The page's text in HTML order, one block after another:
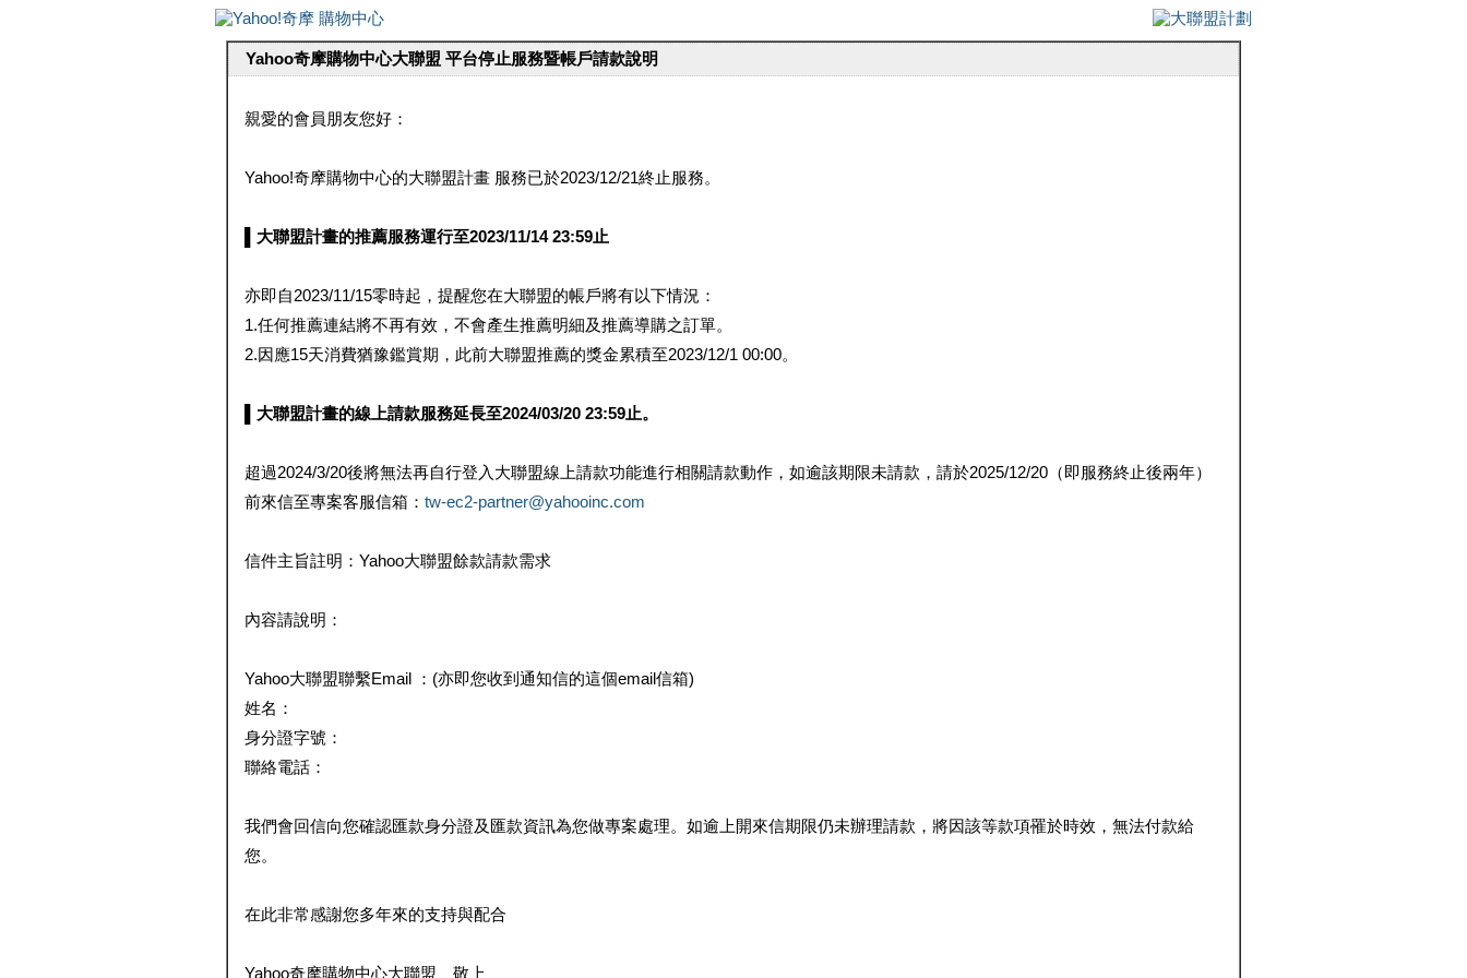
Yahoo奇摩購物中心大聯盟 平台停止服務暨帳戶請款說明
親愛的會員朋友您好：
Yahoo!奇摩購物中心的大聯盟計畫 服務已於2023/12/21終止服務。
▌大聯盟計畫的推薦服務運行至2023/11/14 23:59止
亦即自2023/11/15零時起，提醒您在大聯盟的帳戶將有以下情況：
1.任何推薦連結將不再有效，不會產生推薦明細及推薦導購之訂單。
2.因應15天消費猶豫鑑賞期，此前大聯盟推薦的獎金累積至2023/12/1 00:00。
▌大聯盟計畫的線上請款服務延長至2024/03/20 23:59止。
超過2024/3/20後將無法再自行登入大聯盟線上請款功能進行相關請款動作，如逾該期限未請款，請於2025/12/20（即服務終止後兩年）
前來信至專案客服信箱： tw-ec2-partner@yahooinc.com
信件主旨註明：Yahoo大聯盟餘款請款需求
內容請說明：
Yahoo大聯盟聯繫Email ：(亦即您收到通知信的這個email信箱)
姓名：
身分證字號：
聯絡電話：
我們會回信向您確認匯款身分證及匯款資訊為您做專案處理。如逾上開來信期限仍未辦理請款，將因該等款項罹於時效，無法付款給
您。
在此非常感謝您多年來的支持與配合
Yahoo奇摩購物中心大聯盟 敬上